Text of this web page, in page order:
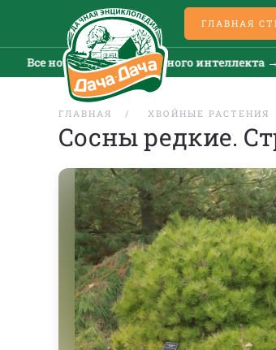
ГЛАВНАЯ
искусственного интеллекта →
ГЛАВНАЯ ХВОЙНЫЕ РАСТЕНИЯ
Сосны редкие.